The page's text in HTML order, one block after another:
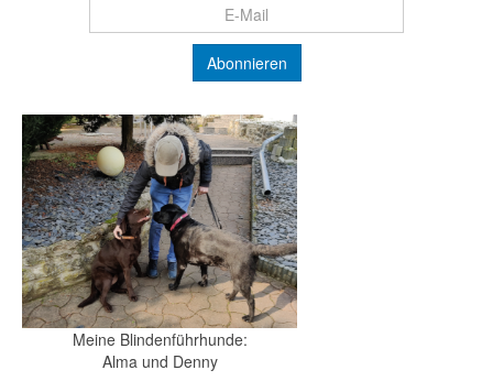
Meine Blindenführhunde:
Alma und Denny